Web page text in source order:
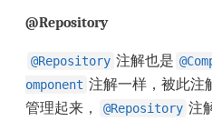
@Repository
@Repository 注解也是
omponent 注解一样，被此注
管理起来，
@Repository 注